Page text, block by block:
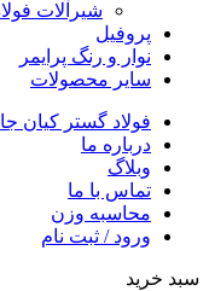
شیرآلات
پروفیل
نوار و رنگ پرایمر
سایر محصولات
فولاد گستر کیان
درباره ما
وبلاگ
تماس با ما
محاسبه وزن
ورود / ثبت نام
سبد خرید